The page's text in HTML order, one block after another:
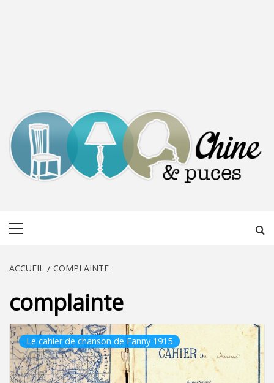
ACCUEIL COMPLAINTE
complainte
Le cahier de chanson de Fanny 1915